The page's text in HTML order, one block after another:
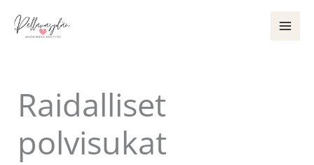
sisältöön
Raidalliset
polvisukat